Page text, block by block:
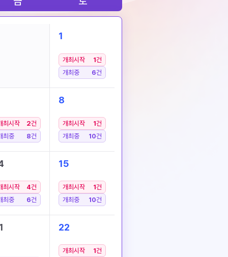
1
개최시작 1건
개최중
6건
최시작 2건
최중
8건
8
개최시작 1건
개최중
10건
최시작 4건
최중
6건
15
개최시작 1건
개최중
10건
22
개최시작 1건